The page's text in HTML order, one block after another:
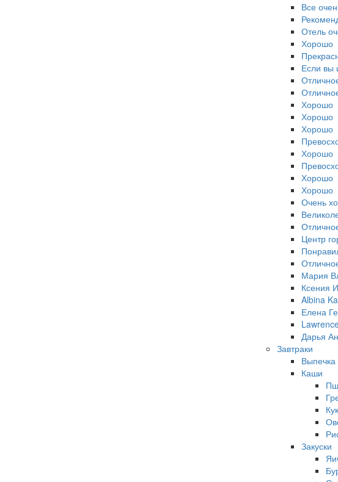
Все
Отель
Хорошо
Если вы
Хорошо
Хорошо
Хорошо
Хорошо
Хорошо
Хорошо
Очень
Центр
Мария
Ксения
Albina
Елена
Дарья
Завтраки
Выпечка
Каши
Закуски